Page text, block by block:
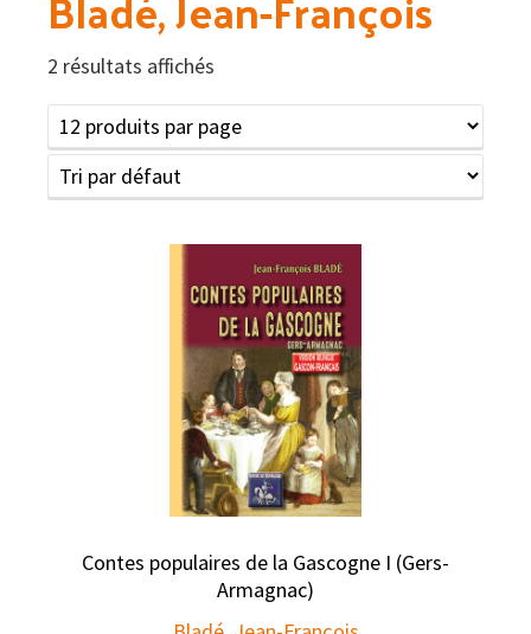
2 résultats affichés
Contes populaires de la Gascogne I (Gers-
Armagnac)